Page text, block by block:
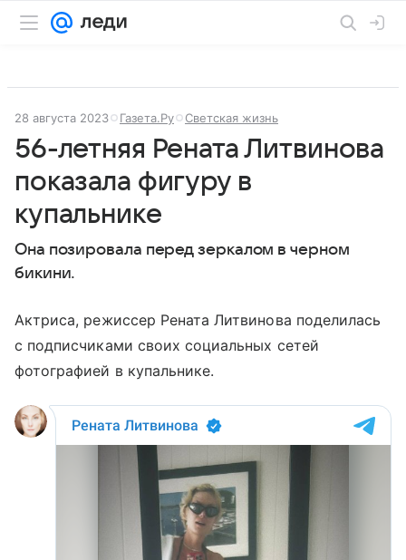
28 августа 2023 Газета.Ру Светская жизнь
56-летняя Рената Литвинова
показала фигуру в
купальнике
Она позировала перед зеркалом в черном
бикини.
Актриса, режиссер Рената Литвинова поделилась
с подписчиками своих социальных сетей
фотографией в купальнике.